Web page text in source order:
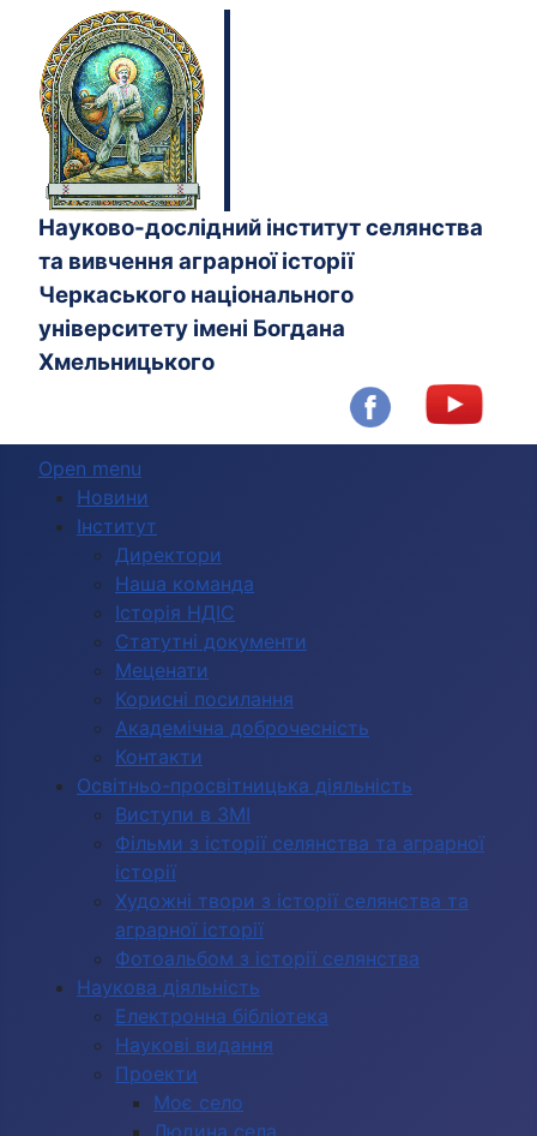
Науково-дослідний інститут селянства
та вивчення аграрної історії
Черкаського національного
університету імені Богдана
Хмельницького
Open menu
Новини
Інститут
Директори
Наша команда
Історія НДІС
Статутні документи
Меценати
Корисні посилання
Академічна доброчесність
Контакти
Освітньо-просвітницька діяльність
Виступи в ЗМІ
Фільми з історії селянства та аграрної
історії
Художні твори з історії селянства та
аграрної історії
Фотоальбом з історії селянства
Наукова діяльність
Електронна бібліотека
Наукові видання
Проекти
Моє село
Людина села